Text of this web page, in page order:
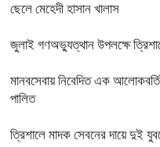
ছেলে মেহেদী হাসান খালাস
জুলাই গণঅভ্যুত্থান উপলক্ষে
মানবসেবায় নিবেদিত এক
পালিত
ত্রিশালে মাদক সেবনের দায়ে দুই